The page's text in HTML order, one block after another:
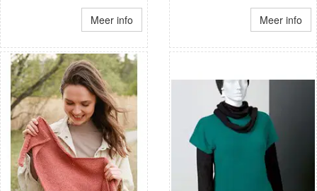
Meer info Meer info